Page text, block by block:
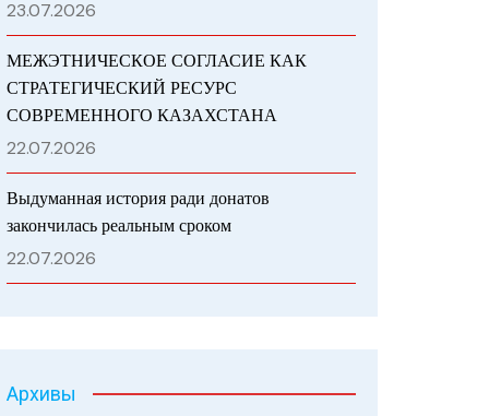
23.07.2026
МЕЖЭТНИЧЕСКОЕ СОГЛАСИЕ КАК
СТРАТЕГИЧЕСКИЙ РЕСУРС
СОВРЕМЕННОГО КАЗАХСТАНА
22.07.2026
Выдуманная история ради донатов
закончилась реальным сроком
22.07.2026
Архивы